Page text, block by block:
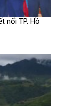
nối TP. Hồ